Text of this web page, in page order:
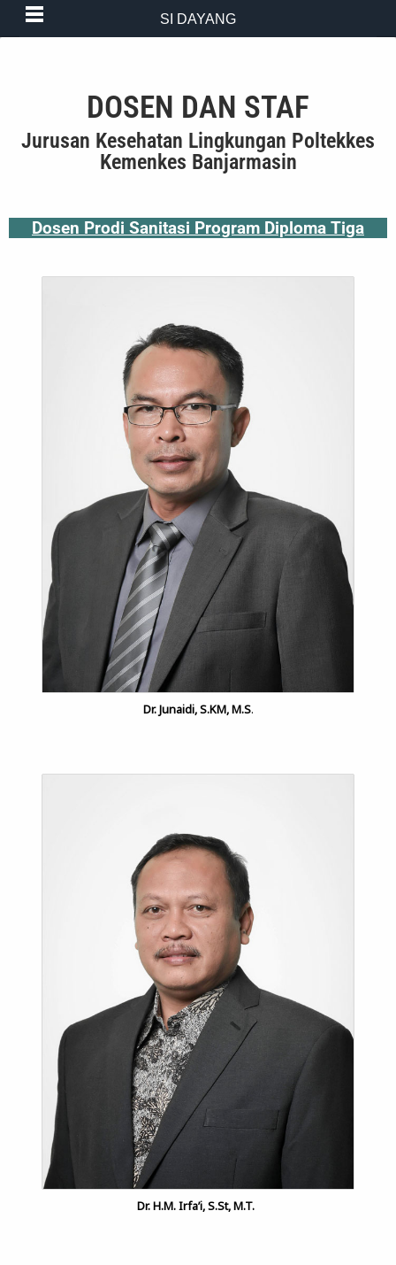
SI DAYANG
DOSEN DAN STAF
Jurusan Kesehatan Lingkungan Poltekkes
Kemenkes Banjarmasin
Dosen Prodi Sanitasi Program Diploma Tiga
Dr. Junaidi, S.KM, M.S.
Dr. H.M. Irfa’i, S.St, M.T.